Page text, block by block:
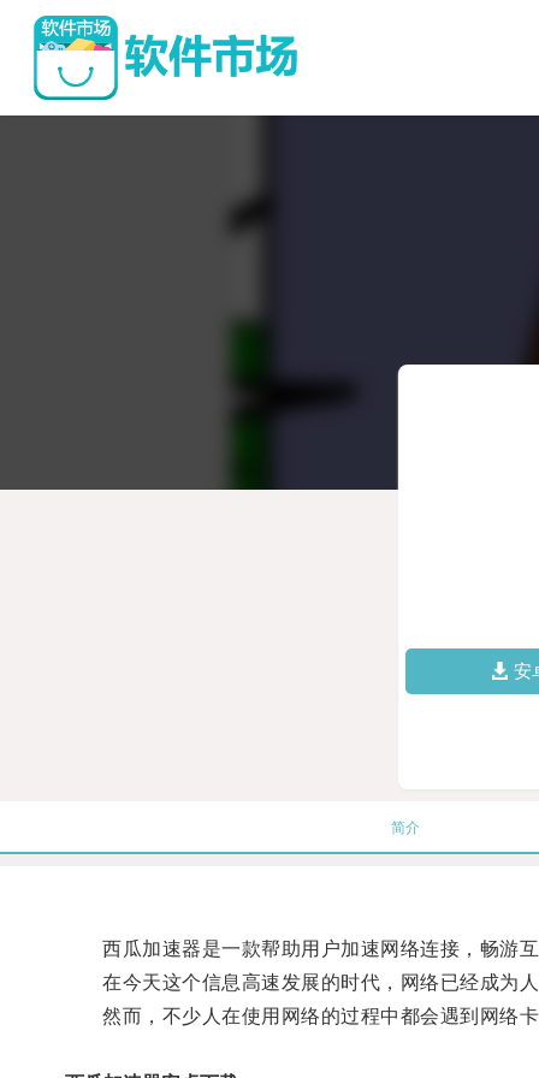
安
简介
西瓜加速器是一款帮助用户加速网络连接，畅游互
在今天这个信息高速发展的时代，网络已经成为人
然而，不少人在使用网络的过程中都会遇到网络卡